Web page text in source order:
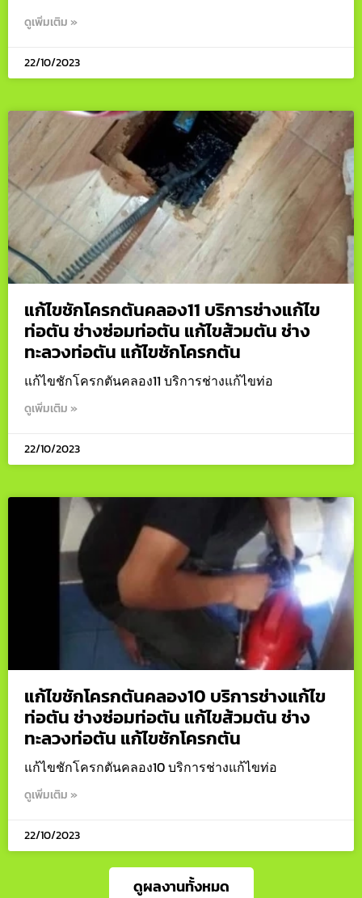
ดูเพิ่มเติม »
22/10/2023
แก้ไขชักโครกตันคลอง11 บริการช่างแก้ไข
ท่อตัน ช่างซ่อมท่อตัน แก้ไขส้วมตัน ช่าง
ทะลวงท่อตัน แก้ไขชักโครกตัน
แก้ไขชักโครกตันคลอง11 บริการช่างแก้ไขท่อ
ดูเพิ่มเติม »
22/10/2023
แก้ไขชักโครกตันคลอง10 บริการช่างแก้ไข
ท่อตัน ช่างซ่อมท่อตัน แก้ไขส้วมตัน ช่าง
ทะลวงท่อตัน แก้ไขชักโครกตัน
แก้ไขชักโครกตันคลอง10 บริการช่างแก้ไขท่อ
ดูเพิ่มเติม »
22/10/2023
ดูผลงานทั้งหมด